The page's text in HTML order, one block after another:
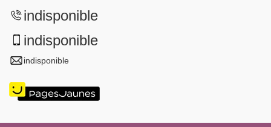
indisponible
indisponible
indisponible